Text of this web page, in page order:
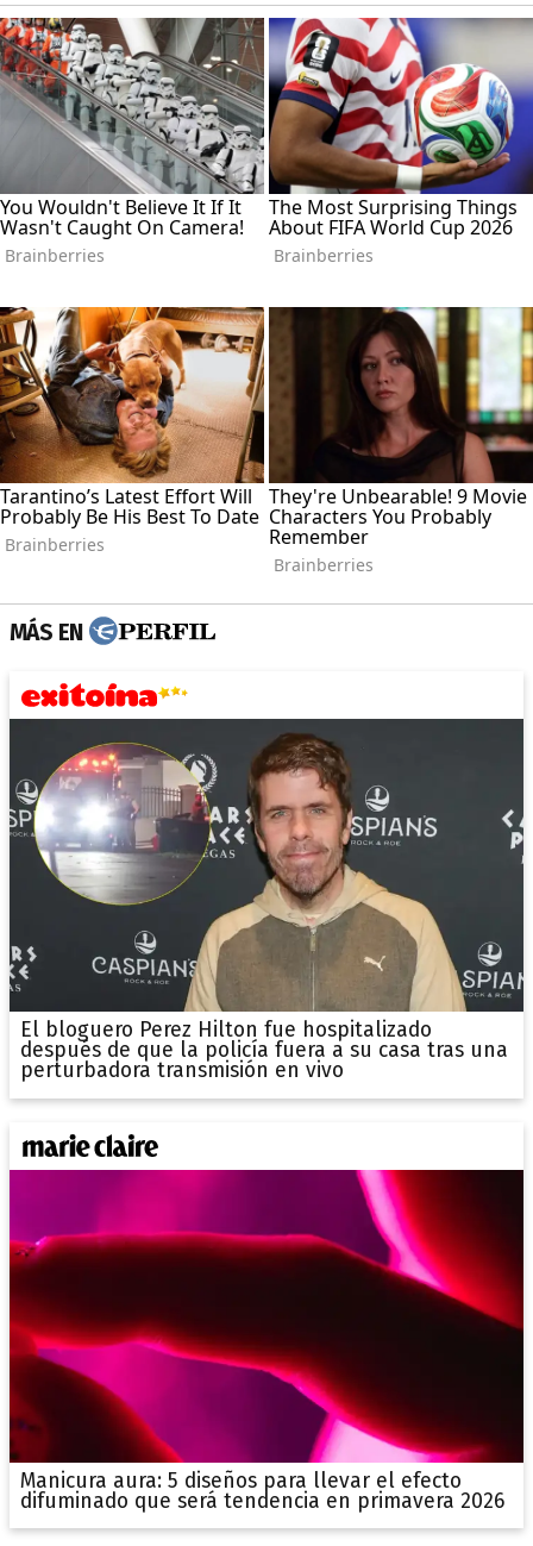
MÁS EN
El bloguero Perez Hilton fue hospitalizado
después de que la policía fuera a su casa tras una
perturbadora transmisión en vivo
Manicura aura: 5 diseños para llevar el efecto
difuminado que será tendencia en primavera 2026